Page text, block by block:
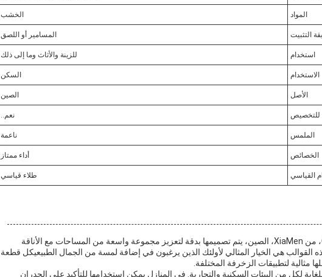
المواد الخشب
التثبيت المسامير أو اللصق
استخدام للزينة والأثاث وما إلى ذلك
الاستخدام السكن
الأصل الصين
للتخصيص نعم..
الملمس ناعمة
الخصائص أداء ممتاز
القياسي طلاء قياسي
الصقيع الخشبي الزخرفي من قبل OEM، من XiaMen، الصين، يتم تصميمها بدقة لتعزيز مجموعة واسعة من المساحات مع الأناقة
القوالب هي الخيار المثالي لأولئك الذين يرغبون في إضافة لمسة من الجمال الطبيعيكل قطعة
مثالية لتطبيقات الزخرفة المختلفة.
لكل من البيئات السكنية والتجارية. في المنازل يمكن استخدامها للتأكيد على الجدران